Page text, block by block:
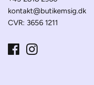
kontakt@butikemsig.dk
CVR: 3656 1211